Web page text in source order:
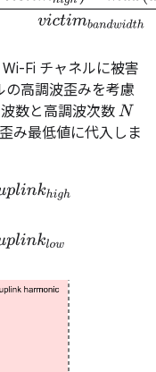
Fi チャネルに被害
の高調波歪みを考慮
数と高調波次数 N
み最低値に代入しま
inkhigh
inklow